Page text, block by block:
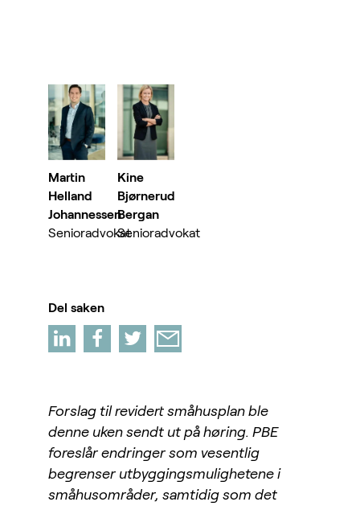
Martin
Helland
Johannessen
Senioradvokat
Kine
Bjørnerud
Bergan
Senioradvokat
Del saken
Forslag til revidert småhusplan ble
denne uken sendt ut på høring. PBE
foreslår endringer som vesentlig
begrenser utbyggingsmulighetene i
småhusområder, samtidig som det